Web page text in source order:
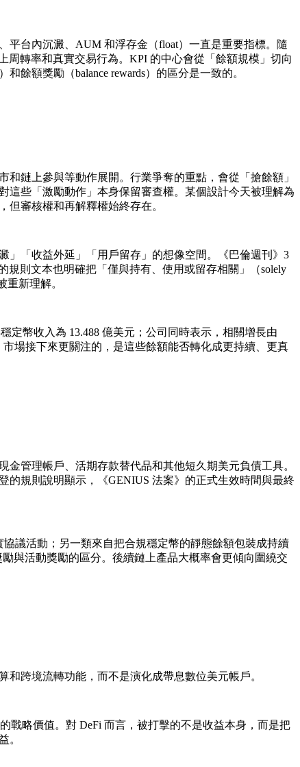
平台內沉澱、AUM 和浮存金（float）一直是重要指標。隨
周轉率和真實交易行為。KPI 的中心會從「餘額規模」切向
餘額獎勵（balance rewards）的區分是一致的。
鏈上參與等動作展開。行業爭奪的重點，會從「搶餘額」
這些「激勵動作」本身保留審查權。某個設計今天被理解為
審核權和再解釋權始終存在。
」「收益外延」「用戶留存」的想像空間。《巴倫週刊》3
規則文本也明確把「僅與持有、使用或留存相關」（solely
重新理解。
定幣收入為 13.488 億美元；公司同時表示，相關增長由
場接下來更關注的，是這些餘額能否轉化成更持續、更真
管理帳戶、活期存款替代品和其他短久期美元負債工具。
規則說明顯示，《GENIUS 法案》的正式生效時間與最終
議活動；另一類來自把合規穩定幣的靜態餘額包裝成持續
與活動獎勵的區分。後續鏈上產品大概率會更傾向圍繞交
和跨境流轉功能，而不是演化成帶息數位美元帳戶。
戰略價值。對 DeFi 而言，被打擊的不是收益本身，而是把
。